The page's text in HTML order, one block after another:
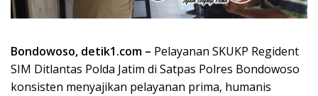
Bondowoso, detik1.com – Pelayanan SKUKP Regident
SIM Ditlantas Polda Jatim di Satpas Polres Bondowoso
konsisten menyajikan pelayanan prima, humanis